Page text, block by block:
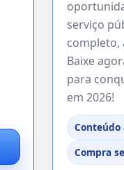
serviço
completo,
Baixe
para
em 2026!
Compra